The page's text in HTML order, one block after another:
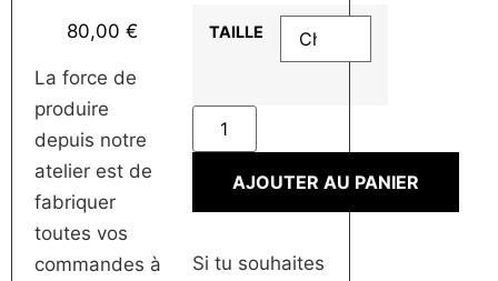
80,00 €
La force de
produire
depuis notre
atelier est de
fabriquer
toutes vos
commandes à
TAILLE
AJOUTER AU PANIER
Si tu souhaites